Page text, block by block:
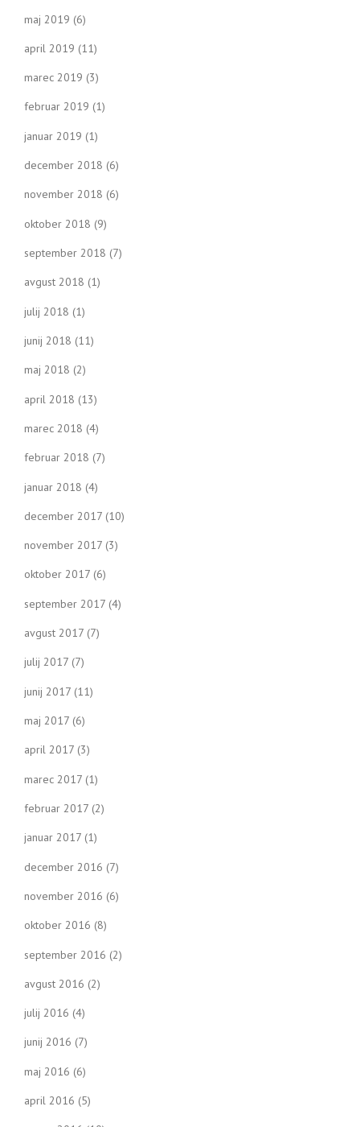
maj 2019 (6)
april 2019 (11)
marec 2019 (3)
februar 2019 (1)
januar 2019 (1)
december 2018 (6)
november 2018 (6)
oktober 2018 (9)
september 2018 (7)
avgust 2018 (1)
julij 2018 (1)
junij 2018 (11)
maj 2018 (2)
april 2018 (13)
marec 2018 (4)
februar 2018 (7)
januar 2018 (4)
december 2017 (10)
november 2017 (3)
oktober 2017 (6)
september 2017 (4)
avgust 2017 (7)
julij 2017 (7)
junij 2017 (11)
maj 2017 (6)
april 2017 (3)
marec 2017 (1)
februar 2017 (2)
januar 2017 (1)
december 2016 (7)
november 2016 (6)
oktober 2016 (8)
september 2016 (2)
avgust 2016 (2)
julij 2016 (4)
junij 2016 (7)
maj 2016 (6)
april 2016 (5)